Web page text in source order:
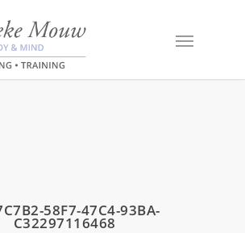
58F7-47C4-93BA-
C32297116468